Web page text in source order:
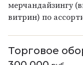
мерчандайзингу
витрин) по
Торговое